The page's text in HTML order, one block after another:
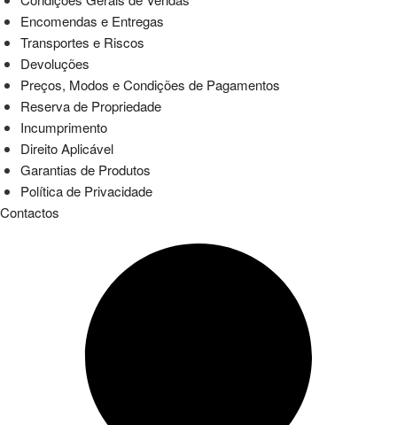
Encomendas e Entregas
Transportes e Riscos
Devoluções
Preços, Modos e Condições de Pagamentos
Reserva de Propriedade
Incumprimento
Direito Aplicável
Garantias de Produtos
Política de Privacidade
Contactos